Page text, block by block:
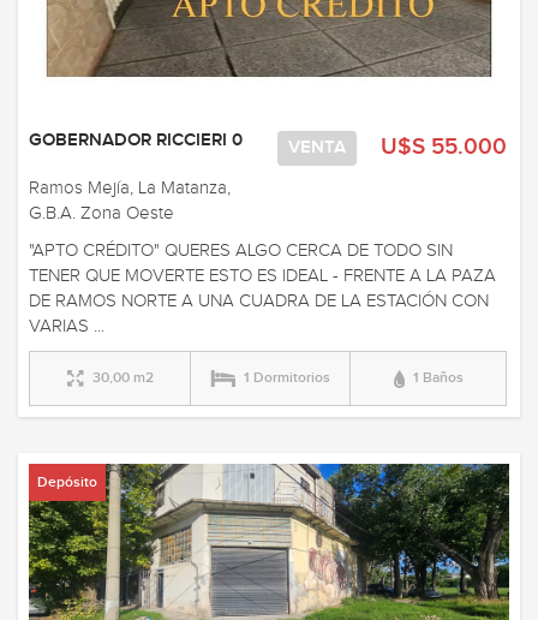
U$S 55.000
VENTA
GOBERNADOR RICCIERI 0
Ramos Mejía, La Matanza,
G.B.A. Zona Oeste
"APTO CRÉDITO" QUERES ALGO CERCA DE TODO SIN
TENER QUE MOVERTE ESTO ES IDEAL - FRENTE A LA PAZA
DE RAMOS NORTE A UNA CUADRA DE LA ESTACIÓN CON
VARIAS ...
30,00 m2 1 Dormitorios 1 Baños
Depósito